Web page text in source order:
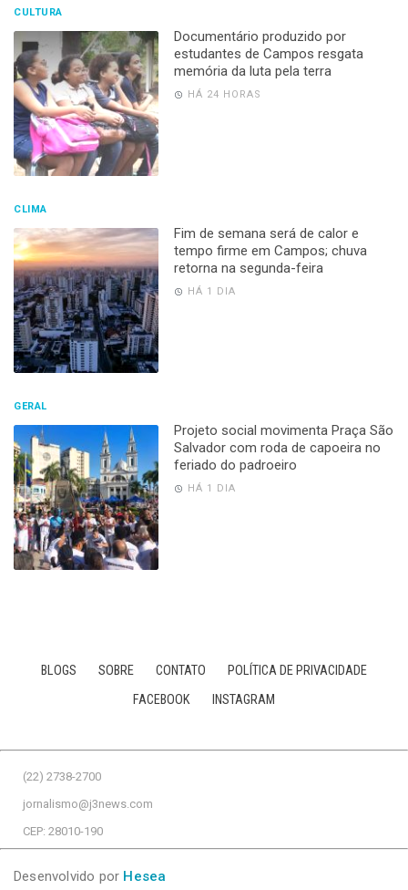
CULTURA
Documentário produzido por
estudantes de Campos resgata
memória da luta pela terra
HÁ 24 HORAS
CLIMA
Fim de semana será de calor e
tempo firme em Campos; chuva
retorna na segunda-feira
HÁ 1 DIA
GERAL
Projeto social movimenta Praça São
Salvador com roda de capoeira no
feriado do padroeiro
HÁ 1 DIA
BLOGS SOBRE CONTATO
POLÍTICA DE PRIVACIDADE
FACEBOOK
INSTAGRAM
(22) 2738-2700
jornalismo@j3news.com
CEP: 28010-190
Desenvolvido por Hesea